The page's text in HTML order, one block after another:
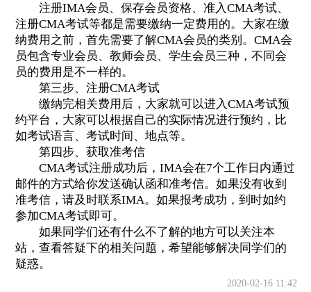
注册IMA会员、保存会员资格、准入CMA考试、
注册CMA考试等都是需要缴纳一定费用的。大家在缴
纳费用之前，首先需要了解CMA会员的类别。CMA会
员包含专业会员、教师会员、学生会员三种，不同会
员的费用是不一样的。
第三步、注册CMA考试
缴纳完相关费用后，大家就可以进入CMA考试预
约平台，大家可以根据自己的实际情况进行预约，比
如考试语言、考试时间、地点等。
第四步、获取准考信
CMA考试注册成功后，IMA会在7个工作日内通过
邮件的方式给你发送确认函和准考信。如果没有收到
准考信，请及时联系IMA。如果报考成功，到时如约
参加CMA考试即可。
如果同学们还有什么不了解的地方可以关注本
站，查看答疑下的相关问题，希望能够解决同学们的
疑惑。
2020-02-16 11:42